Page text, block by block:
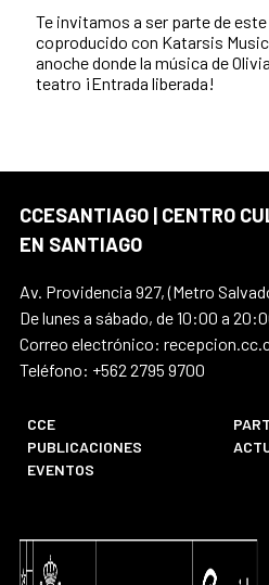
Te invitamos a ser parte de
coproducido con Katarsis
anoche donde la música de
teatro ¡Entrada liberada!
CCESANTIAGO | CENTRO
EN SANTIAGO
Av. Providencia 927, (Metro
De lunes a sábado, de 10:00 a
Correo electrónico:
Teléfono: +562 2795 9700
CCE
PUBLICACIONES
EVENTOS